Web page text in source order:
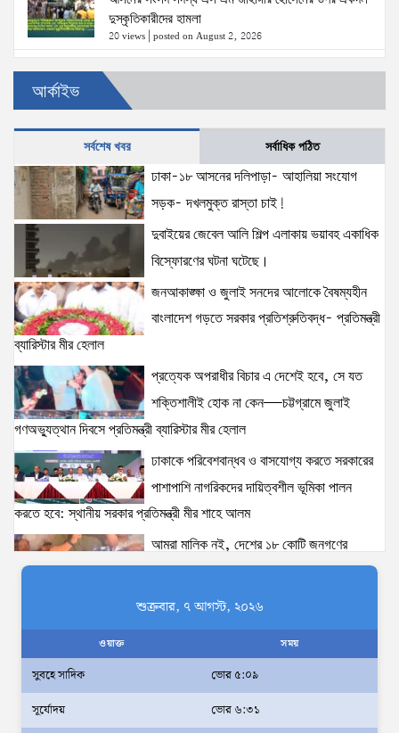
দুস্কৃতিকারীদের হামলা
20 views posted on August 2, 2026
৫ আগস্টের স্মরণসভা সফল করতে প্রস্তুতি সভা অনুষ্ঠিত
18 views
দক্ষিণখানে সেই নারী চিকিৎসককে খুনের মামলায় গ্রেপ্তার তার
স্বামী সোহেল রানার দুই দিনের রিমান্ড আদালত
16 views posted on August 3, 2026
প্রধানমন্ত্রীর সঙ্গে মার্কিন বিশেষ দূতের বৈঠক: তারেক রহমানের
নেতৃত্ব ও বাংলাদেশের স্থিতিশীলতায় দৃঢ় আত্মবিশ্বাস
যুক্তরাষ্ট্রের: মাহ্দী আমিন
15 views
ঢাকাকে পরিবেশবান্ধব ও বাসযোগ্য করতে সরকারের পাশাপাশি
নাগরিকদের দায়িত্বশীল ভূমিকা পালন করতে হবে: স্থানীয় সরকার
প্রতিমন্ত্রী মীর শাহে আলম
15 views| posted on August 3, 2026
ঢাকা-১৮ আসনের দলিপাড়া- আহালিয়া সংযোগ সড়ক-
দখলমুক্ত রাস্তা চাই!
14 views|posted on August 6, 2026
প্রতিমন্ত্রী, জনপ্রশাসন প্রতিমন্ত্রীসহ বগুড়ার সংসদ সদস্যরা’
13 views|posted on August 2, 2026
আর্কাইভ
সর্বশেষ খবর সর্বাধিক পঠিত
ঢাকা-১৮ আসনের দলিপাড়া- আহালিয়া সংযোগ
সড়ক- দখলমুক্ত রাস্তা চাই!
দুবাইয়ের জেবেল আলি শিল্প এলাকায় ভয়াবহ একাধিক
বিস্ফোরণের ঘটনা ঘটেছে।
জনআকাঙ্ক্ষা ও জুলাই সনদের আলোকে বৈষম্যহীন
বাংলাদেশ গড়তে সরকার প্রতিশ্রুতিবদ্ধ- প্রতিমন্ত্রী
ব্যারিস্টার মীর হেলাল
প্রত্যেক অপরাধীর বিচার এ দেশেই হবে, সে যত
শক্তিশালীই হোক না কেন—চট্টগ্রামে জুলাই
গণঅভ্যুত্থান দিবসে প্রতিমন্ত্রী ব্যারিস্টার মীর হেলাল
ঢাকাকে পরিবেশবান্ধব ও বাসযোগ্য করতে সরকারের
পাশাপাশি নাগরিকদের দায়িত্বশীল ভূমিকা পালন
করতে হবে: স্থানীয় সরকার প্রতিমন্ত্রী মীর শাহে আলম
আমরা মালিক নই, দেশের ১৮ কোটি জনগণের
সেবক: ভূমি প্রতিমন্ত্রী ব্যারিস্টার মীর হেলাল
অহেতুক প্রকল্প নয়, পাহাড়িদের জীবনমান উন্নয়নে
বাস্তবভিত্তিক কার্যকর উদ্যোগ নেয়ার আহ্বান
পার্বত্য প্রতিমন্ত্রীর
গ্রেপ্তার তার স্বামী সোহেল রানার দুই দিনের রিমান্ড
শুক্রবার, ৭ আগস্ট, ২০২৬
ওয়াক্ত সময়
সুবহে সাদিক
ভোর ৫:০৯
সূর্যোদয়
ভোর ৬:৩১